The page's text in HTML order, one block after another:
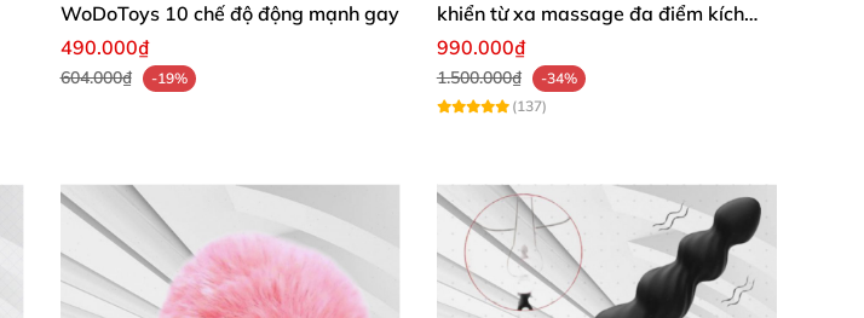
WoDoToys 10 chế độ động mạnh gay
490.000₫
604.000₫ -19%
khiển từ xa massage đa điểm kích
thích
990.000₫
1.500.000₫
-34%
(137)